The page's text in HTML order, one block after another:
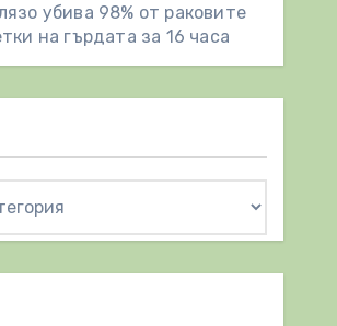
убива 98% от раковите
на гърдата за 16 часа